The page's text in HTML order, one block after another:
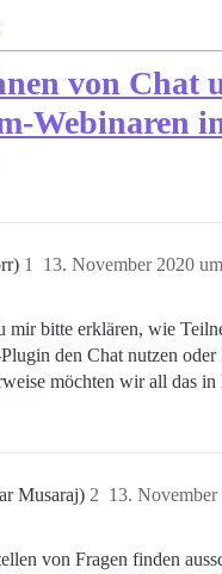
von Chat
Webinaren
13. November 2020
1
mir bitte erklären, wie
den Chat nutzen oder
möchten wir all das in
Musaraj) 13.
2
von Fragen finden